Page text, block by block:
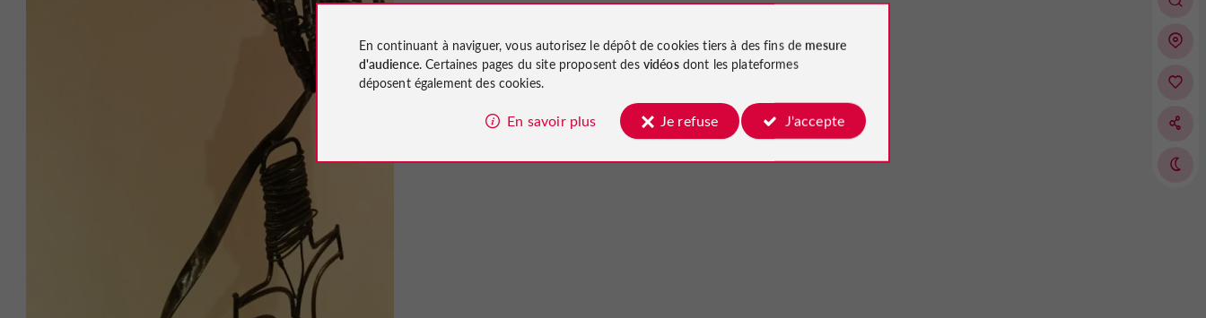
En continuant à naviguer, vous autorisez le dépôt de cookies tiers à des fins de mesure
d'audience. Certaines pages du site proposent des vidéosdont les plateformes
déposent également des cookies.
En savoir plus Je refuse J'accepte